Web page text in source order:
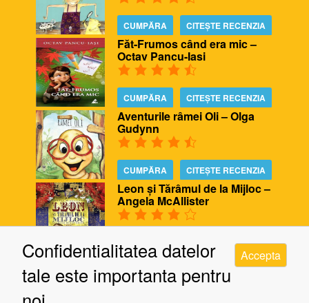
CUMPĂRA CITEȘTE RECENZIA
Făt-Frumos când era mic –
Octav Pancu-Iasi
CUMPĂRA CITEȘTE RECENZIA
Aventurile râmei Oli – Olga
Gudynn
CUMPĂRA CITEȘTE RECENZIA
Leon și Tărâmul de la Mijloc –
Angela McAllister
CUMPĂRA CITEȘTE RECENZIA
Biblioteca ursului – Poppy
Bishop, Alison Edgson
Confidentialitatea datelor
tale este importanta pentru
Accepta